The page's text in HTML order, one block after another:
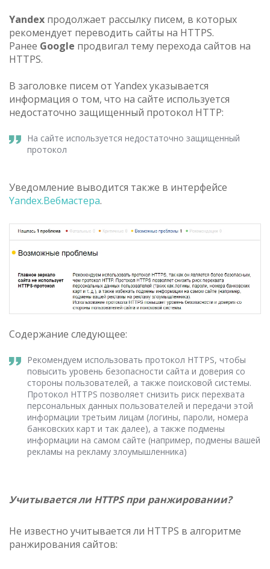
Yandex продолжает рассылку писем, в которых
рекомендует переводить сайты на HTTPS.
Ранее Google продвигал тему перехода сайтов на
HTTPS.
В заголовке писем от Yandex указывается
информация о том, что на сайте используется
недостаточно защищенный протокол HTTP:
На сайте используется недостаточно защищенный
протокол
Уведомление выводится также в интерфейсе
Yandex.Вебмастера.
Содержание следующее:
Рекомендуем использовать протокол HTTPS, чтобы
повысить уровень безопасности сайта и доверия со
стороны пользователей, а также поисковой системы.
Протокол HTTPS позволяет снизить риск перехвата
персональных данных пользователей и передачи этой
информации третьим лицам (логины, пароли, номера
банковских карт и так далее), а также подмены
информации на самом сайте (например, подмены вашей
рекламы на рекламу злоумышленника)
Учитывается ли HTTPS при ранжировании?
Не известно учитывается ли HTTPS в алгоритме
ранжирования сайтов: